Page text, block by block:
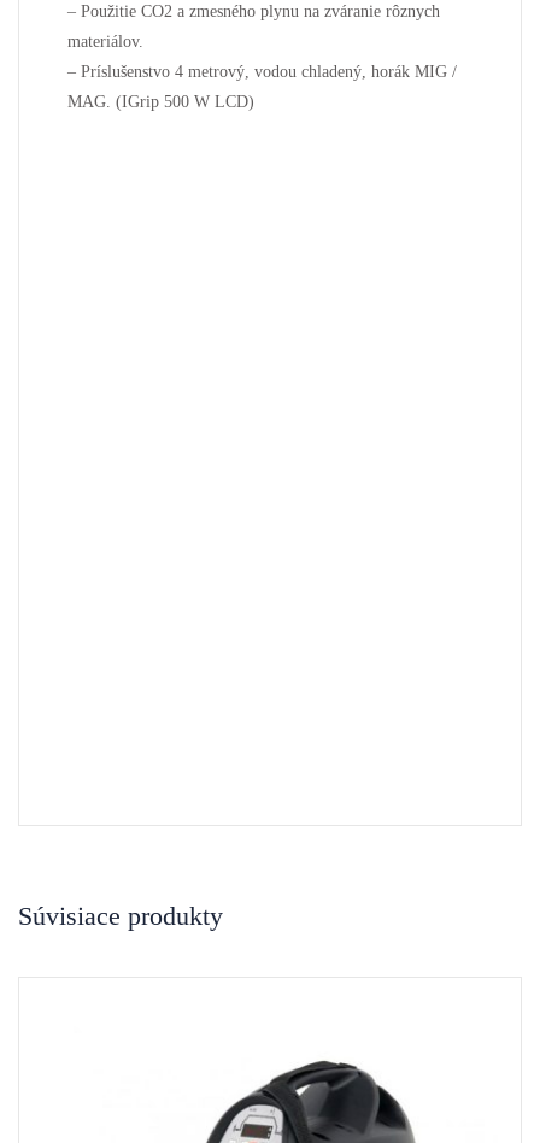
– Použitie CO2 a zmesného plynu na zváranie rôznych
materiálov.
– Príslušenstvo 4 metrový, vodou chladený, horák MIG /
MAG. (IGrip 500 W LCD)